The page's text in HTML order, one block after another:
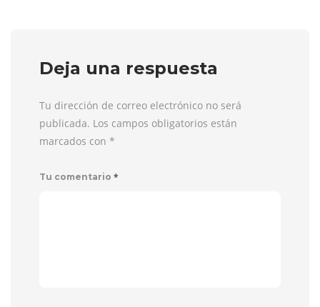
Deja una respuesta
Tu dirección de correo electrónico no será
publicada. Los campos obligatorios están
marcados con *
Tu comentario *